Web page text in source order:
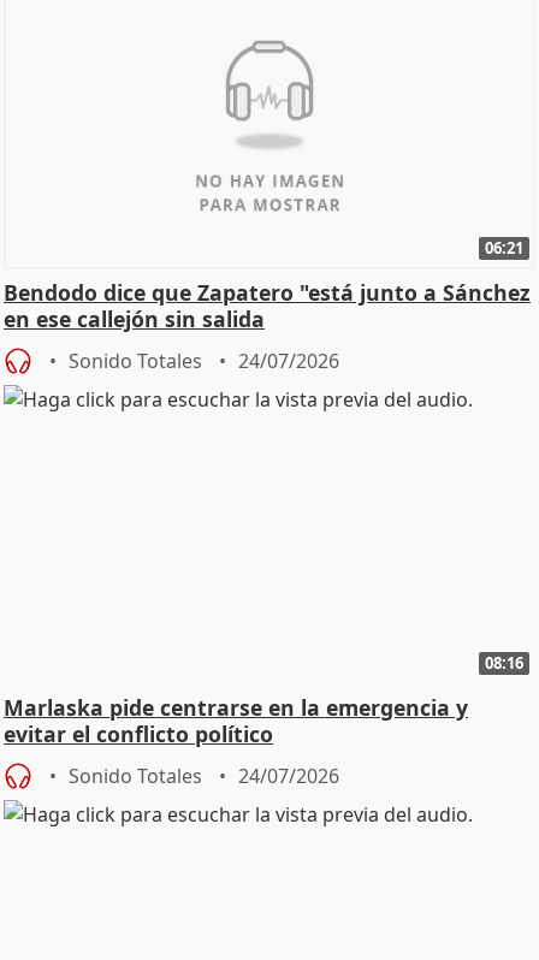
06:21
Bendodo dice que Zapatero "está junto a Sánchez
en ese callejón sin salida
Sonido Totales 24/07/2026
08:16
Marlaska pide centrarse en la emergencia y
evitar el conflicto político
Sonido Totales 24/07/2026